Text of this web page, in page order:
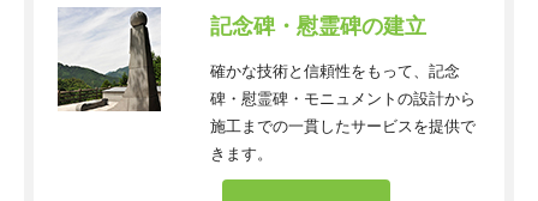
記念碑・慰霊碑の建立
確かな技術と信頼性をもって、記念
碑・慰霊碑・モニュメントの設計から
施工までの一貫したサービスを提供で
きます。